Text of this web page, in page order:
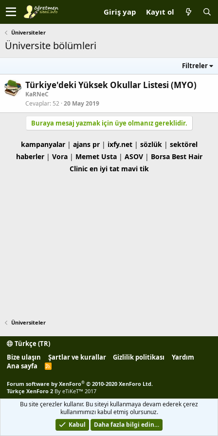
Giriş yap Kayıt ol
Üniversiteler
Üniversite bölümleri
Filtreler
Türkiye'deki Yüksek Okullar Listesi (MYO)
KaRNeC
Cevaplar 52 20 May 2019
Buraya mesaj yazmak için üye olmanız gereklidir.
kampanyalar| ajans pr| ixfy.net| sözlük| sektörel
haberler| Vora| Memet Usta| ASOV| Borsa Best Hair
Clinic en iyi tat mavi tik
Üniversiteler
Türkçe (TR)
Bize ulaşın
Şartlar ve kurallar Gizlilik politikası
Yardım
Ana sayfa
R
Forum software by XenForo® © 2010-2020 XenForo Ltd.
Türkçe XenForo 2 By eTiKeT™ 2017
Bu site çerezler kullanır. Bu siteyi kullanmaya devam ederek çerez
kullanımımızı kabul etmiş olursunuz.
Kabul
Daha fazla bilgi edin…